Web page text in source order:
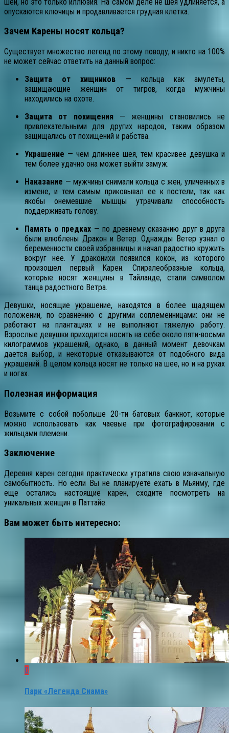
опускаются ключицы и продавливается грудная клетка.
Зачем Карены носят кольца?
Существует множество легенд по этому поводу, и никто на 100%
не может сейчас ответить на данный вопрос:
Защита от хищников — кольца как амулеты,
защищающие женщин от тигров, когда мужчины
находились на охоте.
Защита от похищения— женщины становились не
привлекательными для других народов, таким образом
защищались от похищений и рабства.
Украшение — чем длиннее шея, тем красивее девушка и
тем более удачно она может выйти замуж.
Наказание — мужчины снимали кольца с жен, уличенных в
измене, и тем самым приковывал ее к постели, так как
якобы онемевшие мышцы утрачивали способность
поддерживать голову.
Память о предках — по древнему сказанию друг в друга
были влюблены Дракон и Ветер. Однажды Ветер узнал о
беременности своей избранницы и начал радостно кружить
вокруг нее. У драконихи появился кокон, из которого
произошел первый Карен. Спиралеобразные кольца,
которые носят женщины в Тайланде, стали символом
танца радостного Ветра.
Девушки, носящие украшение, находятся в более щадящем
положении, по сравнению с другими соплеменницами: они не
работают на плантациях и не выполняют тяжелую работу.
Взрослые девушки приходится носить на себе около пяти-восьми
килограммов украшений, однако, в данный момент девочкам
дается выбор, и некоторые отказываются от подобного вида
украшений. В целом кольца носят не только на шее, но и на руках
и ногах.
Полезная информация
Возьмите с собой побольше 20-ти батовых банкнот, которые
можно использовать как чаевые при фотографировании с
жильцами племени.
Заключение
Деревня карен сегодня практически утратила свою изначальную
самобытность. Но если Вы не планируете ехать в Мьянму, где
еще остались настоящие карен, сходите посмотреть на
уникальных женщин в Паттайе.
Вам может быть интересно:
0
Парк «Легенда Сиама»